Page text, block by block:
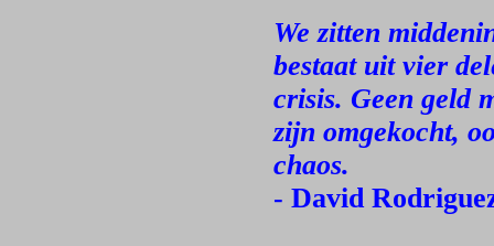
We zitten
bestaat uit vier
crisis. Geen geld
zijn omgekocht,
chaos.
- David